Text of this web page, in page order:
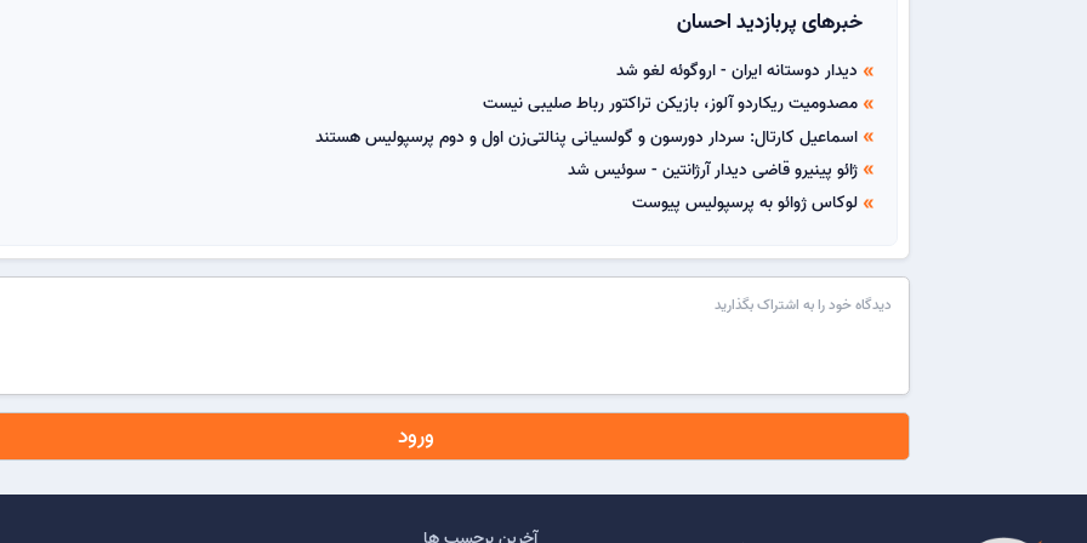
خبرهای پربازدید احسان
double_arrow دیدار دوستانه ایران - اروگوئه لغو شد
double_arrow مصدومیت ریکاردو آلوز، بازیکن تراکتور رباط صلیبی نیست
double_arrow اسماعیل کارتال: سردار دورسون و گولسیانی پنالتی‌زن اول و دوم پرسپولیس هستند
double_arrow ژائو پینیرو قاضی دیدار آرژانتین - سوئیس شد
double_arrow لوکاس ژوائو به پرسپولیس پیوست
ورود
آخرین برچسب ها